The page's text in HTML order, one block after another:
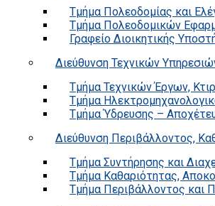
Τμήμα Πολεοδομίας και
Τμήμα Πολεοδομικών
Γραφείο Διοικητικής
Διεύθυνση Τεχνικών
Τμήμα Τεχνικών Έργων,
Τμήμα
Τμήμα Ύδρευσης –
Διεύθυνση Περιβάλλοντος,
Τμήμα Συντήρησης και
Τμήμα Καθαριότητας,
Τμήμα Περιβάλλοντος και